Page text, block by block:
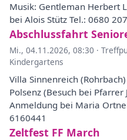
Musik: Gentleman Herbert
bei Alois Stütz Tel.: 0680
Abschlussfahrt
Mi., 04.11.2026, 08:30 ·
Kindergartens
Villa Sinnenreich
Polsenz (Besuch bei
Anmeldung bei Maria
6160441
Zeltfest FF March